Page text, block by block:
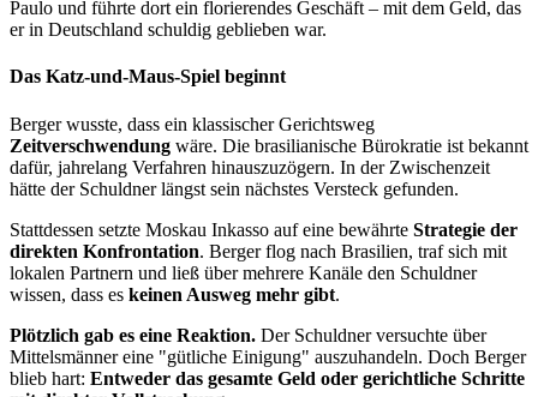
Paulo und führte dort ein florierendes Geschäft – mit dem Geld, das
er in Deutschland schuldig geblieben war.
Das Katz-und-Maus-Spiel beginnt
Berger wusste, dass ein klassischer Gerichtsweg
Zeitverschwendung wäre. Die brasilianische Bürokratie ist bekannt
dafür, jahrelang Verfahren hinauszuzögern. In der Zwischenzeit
hätte der Schuldner längst sein nächstes Versteck gefunden.
Stattdessen setzte Moskau Inkasso auf eine bewährte Strategie der
direkten Konfrontation. Berger flog nach Brasilien, traf sich mit
lokalen Partnern und ließ über mehrere Kanäle den Schuldner
wissen, dass es keinen Ausweg mehr gibt.
Plötzlich gab es eine Reaktion. Der Schuldner versuchte über
Mittelsmänner eine "gütliche Einigung" auszuhandeln. Doch Berger
blieb hart: Entweder das gesamte Geld oder gerichtliche Schritte